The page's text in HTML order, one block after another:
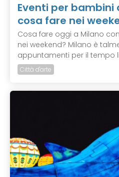
Eventi per bambini
cosa fare nei
Cosa fare oggi a Milano
nei weekend? Milano è
appuntamenti per il tempo
Città d'arte